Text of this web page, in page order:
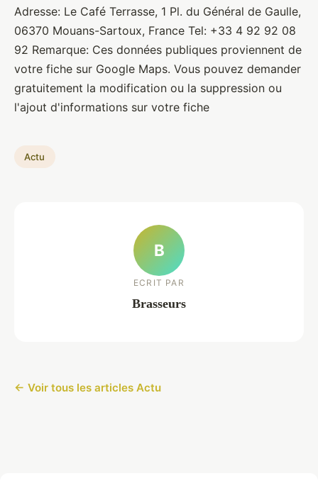
Brasseurs • 10 janvier 2022•1 min de lecture
Adresse: Le Café Terrasse, 1 Pl. du Général de Gaulle,
06370 Mouans-Sartoux, France Tel: +33 4 92 92 08
92 Remarque: Ces données publiques proviennent de
votre fiche sur Google Maps. Vous pouvez demander
gratuitement la modification ou la suppression ou
l'ajout d'informations sur votre fiche
Actu
B
ECRIT PAR
Brasseurs
← Voir tous les articles Actu